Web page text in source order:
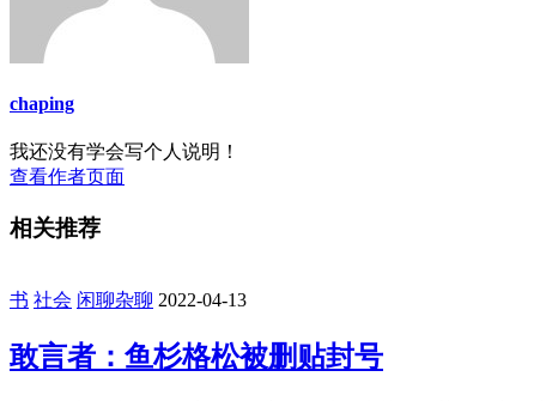
chaping
我还没有学会写个人说明！
查看作者页面
相关推荐